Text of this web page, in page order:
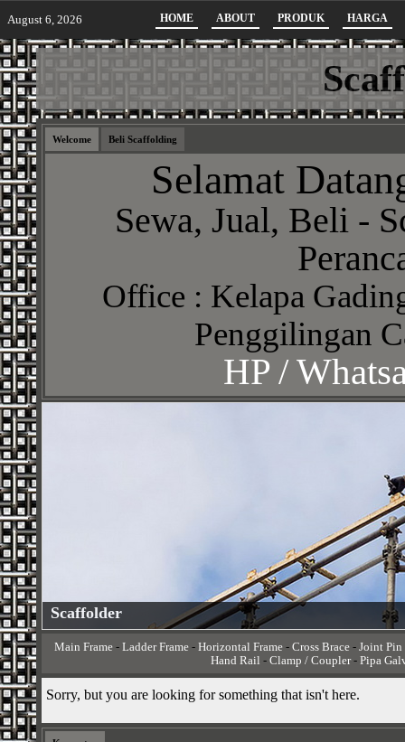
August 6, 2026 HOME ABOUT PRODUK HARGA
Welcome Beli Scaffolding
Selamat
Sewa, Jual, Beli -
Office : Kelapa
Penggilingan
HP /
Scaffolder
Main Frame - Ladder Frame - Horizontal Frame - Cross Brace - Joint Pin
Hand Rail - Clamp / Coupler- Pipa
Sorry, but you are looking for something that isn't here.